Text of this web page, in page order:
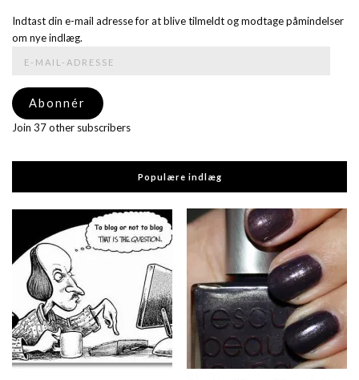
Indtast din e-mail adresse for at blive tilmeldt og modtage påmindelser
om nye indlæg.
adresse
Abonnér
Join 37 other subscribers
Populære indlæg